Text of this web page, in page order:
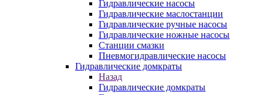
Гидравлические насосы
Гидравлические маслостанции
Гидравлические ручные насосы
Гидравлические ножные насосы
Станции смазки
Пневмогидравлические насосы
Гидравлические домкраты
Назад
Гидравлические домкраты